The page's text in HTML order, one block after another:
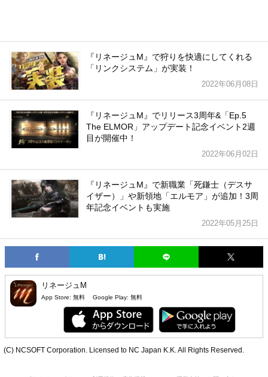
『リネージュM』で狩りを快適にしてくれる
「リンクシステム」が実装！
2022年06月08日
『リネージュM』でリリース3周年&「Ep.5
The ELMOR」アップデート記念イベント2週
目が開催中！
2022年06月02日
『リネージュM』で新職業「死鎌士（デスサ
イザー）」や新領地「エルモア」が追加！3周
年記念イベントも実施
2022年05月25日
リネージュM
App Store: 無料 Google Play: 無料
(C) NCSOFT Corporation. Licensed to NC Japan K.K. All Rights Reserved.